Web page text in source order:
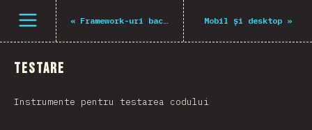
Deschide meniu
« Framework-uri back-end Mobil și desktop »
Testare
Instrumente pentru testarea codului